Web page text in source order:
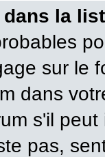
la
sur le
dans
s'il
pas,